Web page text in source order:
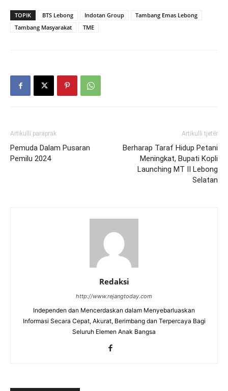
TOPIK BTS Lebong Indotan Group
Tambang Emas Lebong
Tambang Masyarakat
TME
Artikulli paraprak
Pemuda Dalam Pusaran
Pemilu 2024
Artikulli tjetër
Berharap Taraf Hidup Petani
Meningkat, Bupati Kopli
Launching MT II Lebong
Selatan
Redaksi
http://www.rejangtoday.com
Independen dan Mencerdaskan dalam Menyebarluaskan
Informasi Secara Cepat, Akurat, Berimbang dan Terpercaya Bagi
Seluruh Elemen Anak Bangsa